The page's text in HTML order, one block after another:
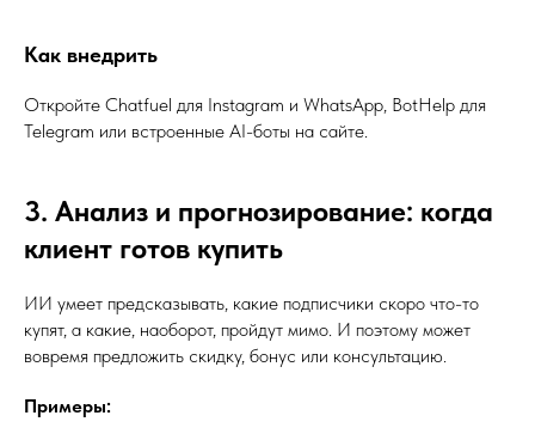
Как внедрить
Откройте Chatfuel для Instagram и WhatsApp, BotHelp для
Telegram или встроенные AI-боты на сайте.
3. Анализ и прогнозирование: когда
клиент готов купить
ИИ умеет предсказывать, какие подписчики скоро что-то
купят, а какие, наоборот, пройдут мимо. И поэтому может
вовремя предложить скидку, бонус или консультацию.
Примеры: